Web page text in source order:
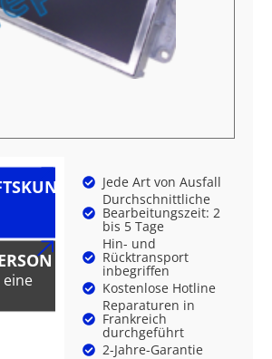
eine
Jede Art von Ausfall
Durchschnittliche
Bearbeitungszeit: 2
bis 5 Tage
Hin- und
Rücktransport
inbegriffen
Kostenlose Hotline
Reparaturen in
Frankreich
durchgeführt
2-Jahre-Garantie